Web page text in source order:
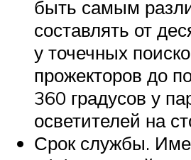
быть самым
составлять от
у точечных
прожекторов до
360 градусов у
осветителей на
Срок службы.